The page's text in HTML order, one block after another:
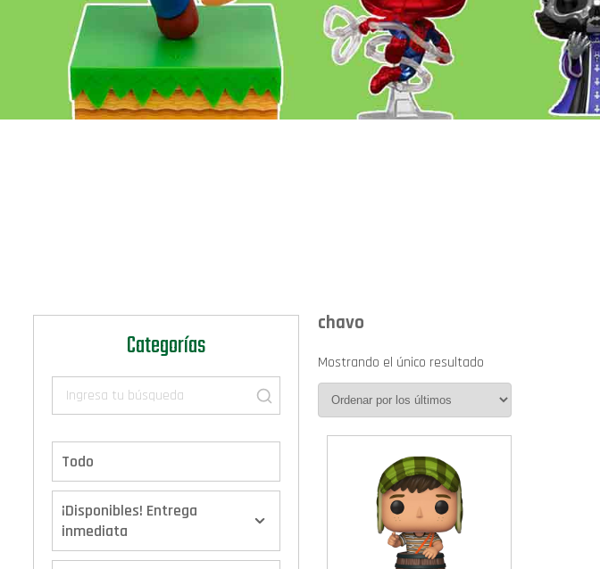
Categorías
Todo
¡Disponibles! Entrega
inmediata
chavo
Mostrando el único resultado